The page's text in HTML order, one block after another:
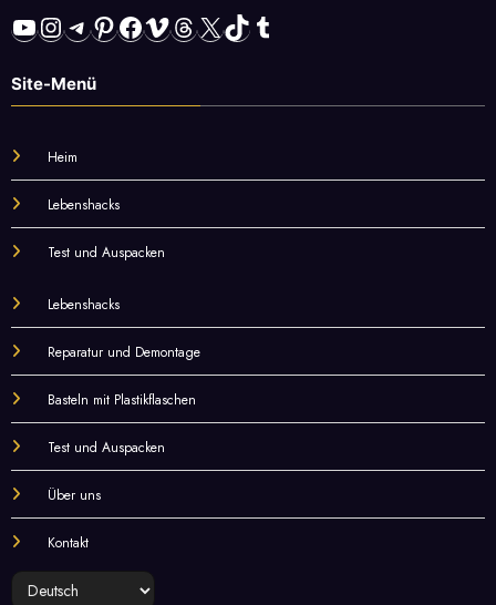
YouTube
Instagram
Telegram
Pinterest
Facebook
Vimeo
Threads
X TikTokTumblr
Site-Menü
Heim
Lebenshacks
Test und Auspacken
Lebenshacks
Reparatur und Demontage
Basteln mit Plastikflaschen
Test und Auspacken
Über uns
Kontakt
Sprache
auswählen